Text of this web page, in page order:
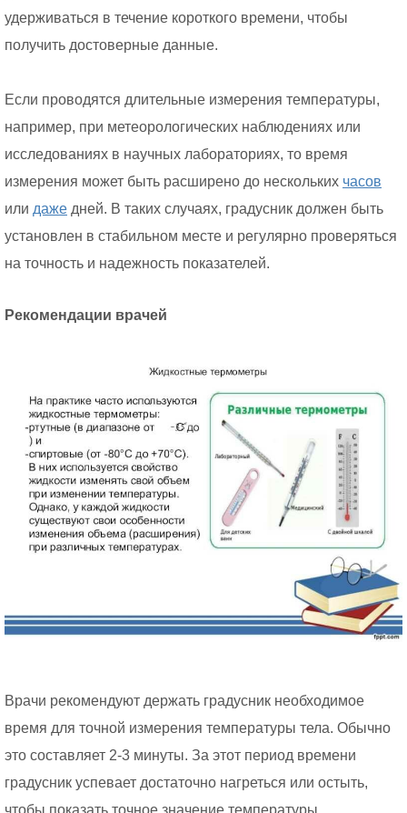
удерживаться в течение короткого времени, чтобы
получить достоверные данные.
Если проводятся длительные измерения температуры,
например, при метеорологических наблюдениях или
исследованиях в научных лабораториях, то время
измерения может быть расширено до нескольких часов
или даже дней. В таких случаях, градусник должен быть
установлен в стабильном месте и регулярно проверяться
на точность и надежность показателей.
Рекомендации врачей
Врачи рекомендуют держать градусник необходимое
время для точной измерения температуры тела. Обычно
это составляет 2-3 минуты. За этот период времени
градусник успевает достаточно нагреться или остыть,
чтобы показать точное значение температуры.